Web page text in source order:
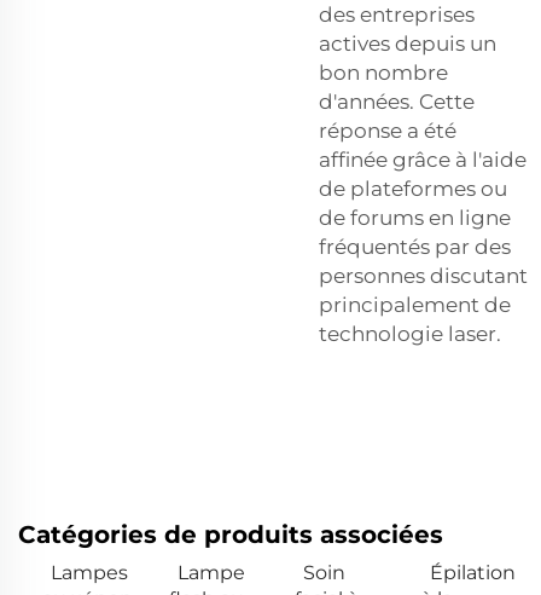
des entreprises
actives depuis un
bon nombre
d'années. Cette
réponse a été
affinée grâce à l'aide
de plateformes ou
de forums en ligne
fréquentés par des
personnes discutant
principalement de
technologie laser.
Catégories de produits associées
Lampes
Lampe
Soin
Épilation